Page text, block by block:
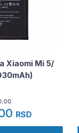
Xiaomi Mi 5/
RSD